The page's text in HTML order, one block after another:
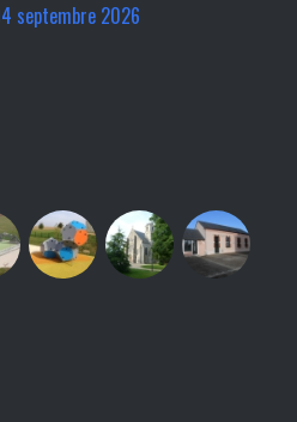
septembre 2026